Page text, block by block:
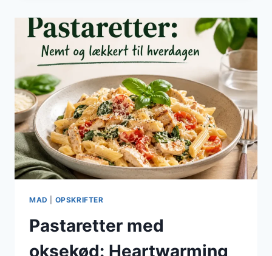
PERFEKTE
TOPPINGS
MAD OPSKRIFTER
Pastaretter med
oksekød: Heartwarming